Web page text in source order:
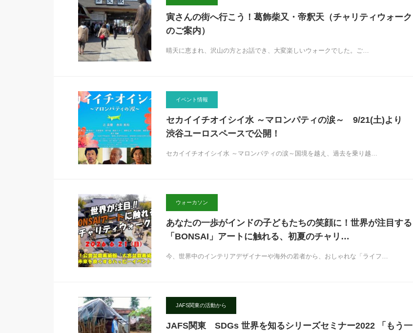
寅さんの街へ行こう！葛飾柴又・帝釈天（チャリティウォーク
のご案内）
晴天に恵まれ、沢山の方とお話でき、大変楽しいウォークでした。ご…
イベント情報
セカイイチオイシイ水 ～マロンパティの涙～ 9/21(土)より
渋谷ユーロスペースで公開！
セカイイチオイシイ水 ～マロンパティの涙～国境を越え、過去を乗り越…
ウォーカソン
あなたの一歩がインドの子どもたちの笑顔に！世界が注目する
「BONSAI」アートに触れる、初夏のチャリ…
今、世界中のインテリアデザイナーや海外の若者から、おしゃれな「ライフ…
JAFS関東の活動から
JAFS関東 SDGs 世界を知るシリーズセミナー2022 「もう一